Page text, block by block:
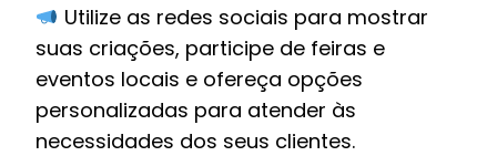
Utilize as redes sociais para mostrar
suas criações, participe de feiras e
eventos locais e ofereça opções
personalizadas para atender às
necessidades dos seus clientes.